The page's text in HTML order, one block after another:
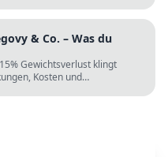
& Co. – Was du
Gewichtsverlust klingt
Kosten und